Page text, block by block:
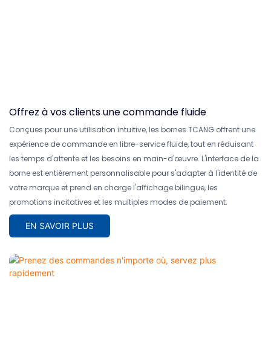
Offrez à vos clients une commande fluide
Conçues pour une utilisation intuitive, les bornes TCANG offrent une
expérience de commande en libre-service fluide, tout en réduisant
les temps d'attente et les besoins en main-d'œuvre. L'interface de la
borne est entièrement personnalisable pour s'adapter à l'identité de
votre marque et prend en charge l'affichage bilingue, les
promotions incitatives et les multiples modes de paiement.
EN SAVOIR PLUS